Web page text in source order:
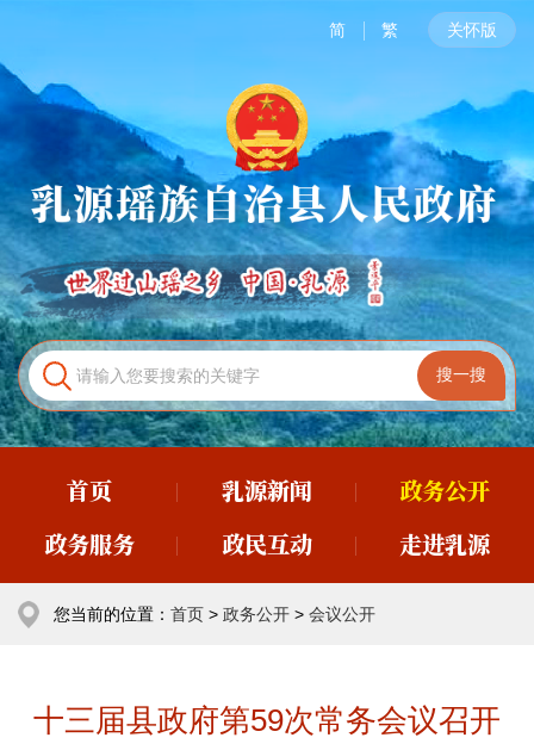
简 繁 关怀版
首页 乳源新闻
政务公开
政务服务
政民互动 走进乳源
您当前的位置： 首页 > 政务公开 > 会议公开
十三届县政府第59次常务会议召开